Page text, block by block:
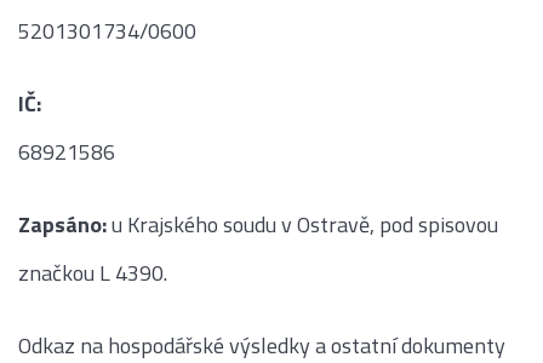
5201301734/0600
IČ:
68921586
Zapsáno:u Krajského soudu v Ostravě, pod spisovou
značkou L 4390.
Odkaz na hospodářské výsledky a ostatní dokumenty